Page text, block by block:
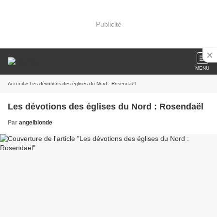
Publicité
MENU
Accueil » Les dévotions des églises du Nord : Rosendaël
Les dévotions des églises du Nord : Rosendaël
Par angelblonde